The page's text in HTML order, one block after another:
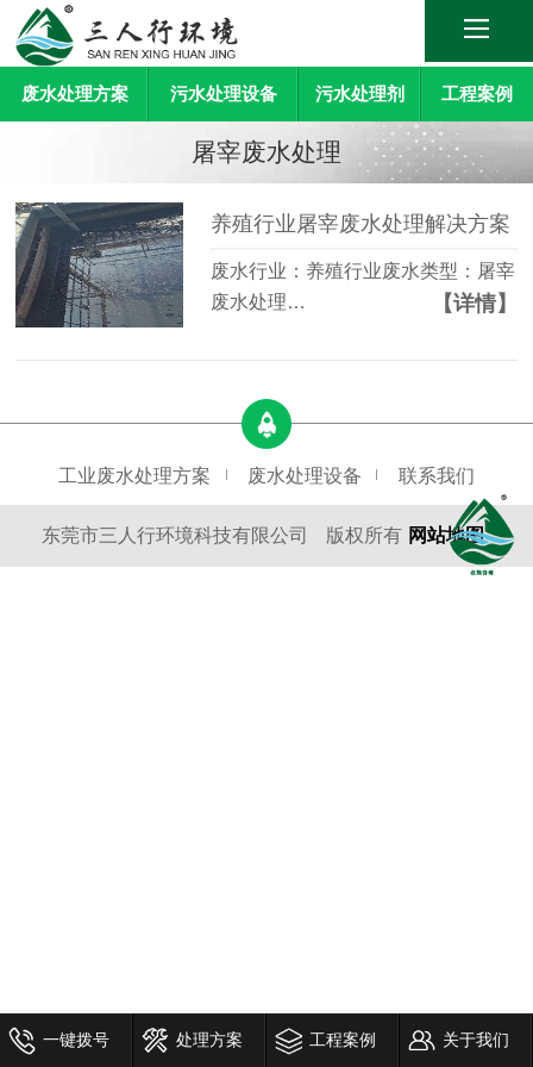
废水处理方案 污水处理设备 污水处理剂 工程案例
屠宰废水处理
养殖行业屠宰废水处理解决方案
废水行业：养殖行业废水类型：屠宰
废水处理…
【详情】
工业废水处理方案 废水处理设备 联系我们
东莞市三人行环境科技有限公司 版权所有 网站地图
一键拨号 处理方案 工程案例 关于我们